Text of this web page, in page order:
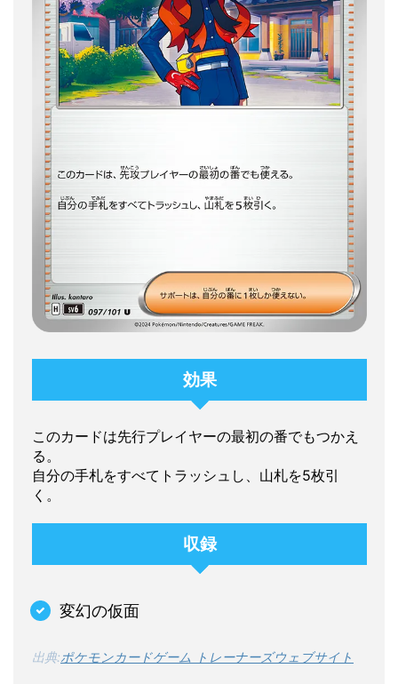
効果
このカードは先行プレイヤーの最初の番でもつかえ
る。
自分の手札をすべてトラッシュし、山札を5枚引
く。
収録
変幻の仮面
出典:ポケモンカードゲーム トレーナーズウェブサイト